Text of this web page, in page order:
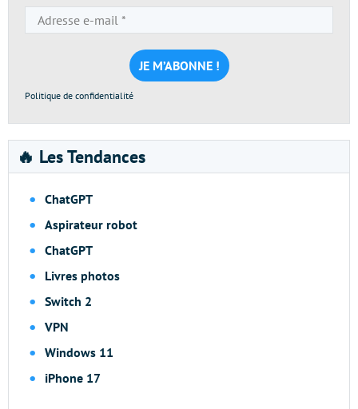
e-
mail
*
Politique de confidentialité
🔥 Les Tendances
ChatGPT
Aspirateur robot
ChatGPT
Livres photos
Switch 2
VPN
Windows 11
iPhone 17